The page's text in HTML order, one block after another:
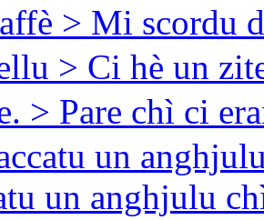
> Mi scordu
> Ci hè un
> Pare chì ci
un
un anghjulu